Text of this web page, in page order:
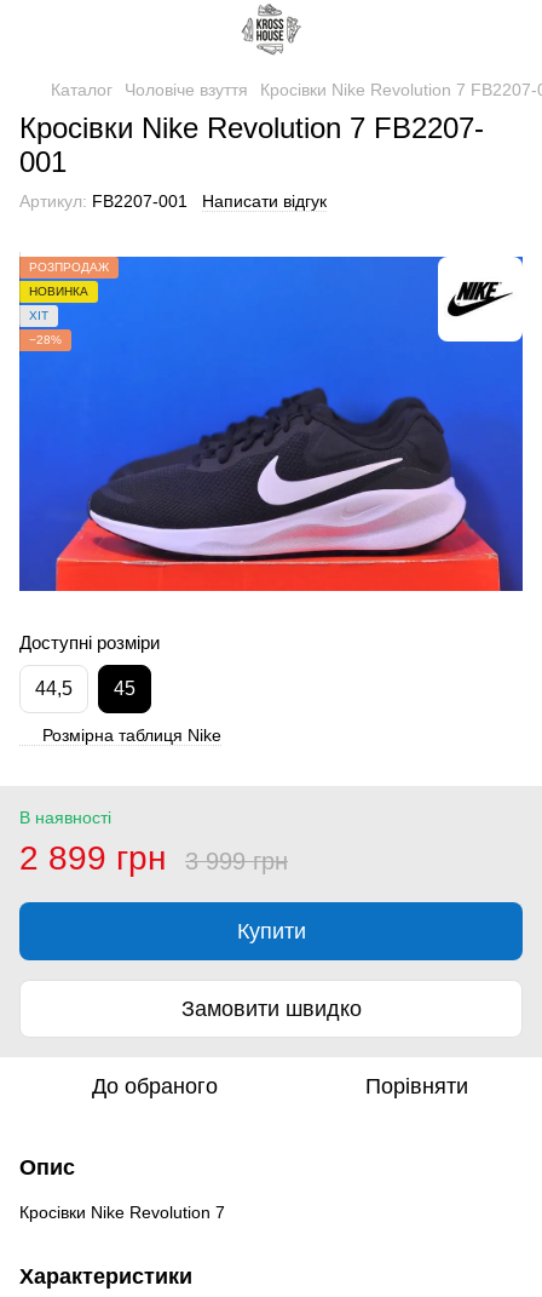
Каталог Чоловіче взуття Кросівки Nike Revolution 7 FB2207-
Кросівки Nike Revolution 7 FB2207-
001
Артикул: FB2207-001 Написати відгук
РОЗПРОДАЖ
НОВИНКА
ХІТ
−28%
Доступні розміри
44,5 45
Розмірна таблиця Nike
В наявності
2 899 грн 3 999 грн
Купити
Замовити швидко
До обраного Порівняти
Опис
Кросівки Nike Revolution 7
Характеристики